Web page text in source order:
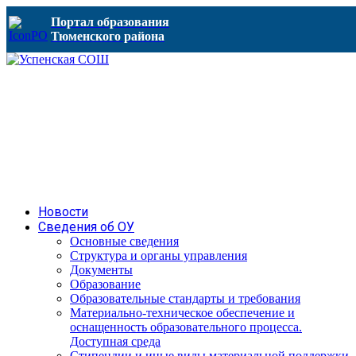
Портал образования
Тюменского района
Новости
Сведения об ОУ
Основные сведения
Структура и органы управления
Документы
Образование
Образовательные стандарты и требования
Материально-техническое обеспечение и
оснащенность образовательного процесса.
Доступная среда